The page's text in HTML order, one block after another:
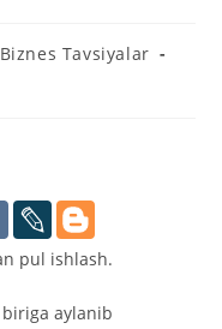
Biznes Tavsiyalar
pul ishlash.
aylanib